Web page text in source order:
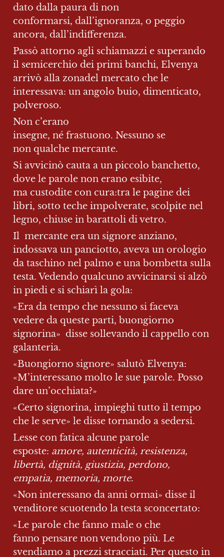
dato dalla paura di non
conformarsi, dall’ignoranza, o peggio
ancora, dall’indifferenza.
Passò attorno agli schiamazzi e superando
il semicerchio dei primi banchi, Elvenya
arrivò alla zonadel mercato che le
interessava: un angolo buio, dimenticato,
polveroso.
Non c’erano
insegne, né frastuono. Nessuno se
non qualche mercante.
Si avvicinò cauta a un piccolo banchetto,
dove le parole non erano esibite,
ma custodite con cura:tra le pagine dei
libri, sotto teche impolverate, scolpite nel
legno, chiuse in barattoli di vetro.
Il  mercante era un signore anziano,
indossava un panciotto, aveva un orologio
da taschino nel palmo e una bombetta sulla
testa. Vedendo qualcuno avvicinarsi si alzò
in piedi e si schiarì la gola:
«Era da tempo che nessuno si faceva
vedere da queste parti, buongiorno
signorina»  disse sollevando il cappello con
galanteria.
«Buongiorno signore» salutò Elvenya:
«M’interessano molto le sue parole. Posso
dare un’occhiata?»
«Certo signorina, impieghi tutto il tempo
che le serve» le disse tornando a sedersi.
Lesse con fatica alcune parole
esposte: amore, autenticità, resistenza,
libertà, dignità, giustizia, perdono,
empatia, memoria, morte.
«Non interessano da anni ormai» disse il
venditore scuotendo la testa sconcertato:
«Le parole che fanno male o che
fanno pensare non vendono più. Le
svendiamo a prezzi stracciati. Per questo in